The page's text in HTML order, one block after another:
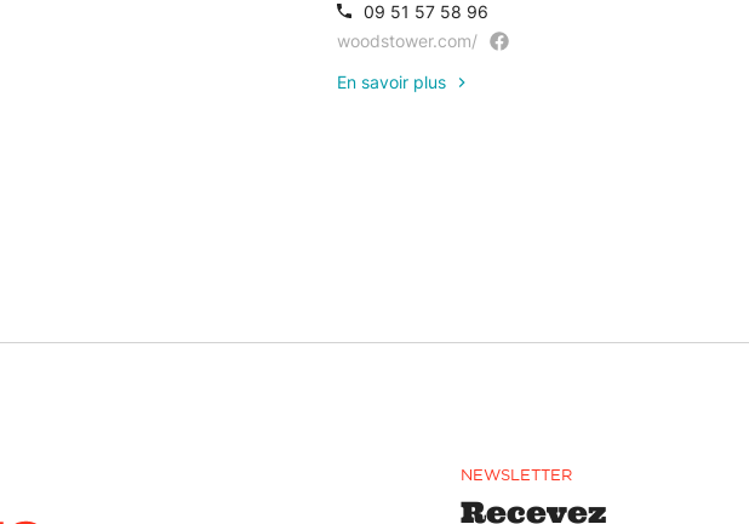
09 51 57 58 96
woodstower.com/
En savoir plus
NEWSLETTER
Recevez